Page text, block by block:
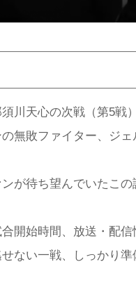
川天心の次戦（第5戦
無敗ファイター、ジェ
が待ち望んでいたこ
開始時間、放送・配
ない一戦、しっかり準